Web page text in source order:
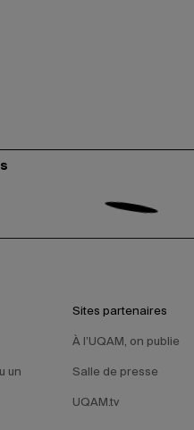
un
Sites partenaires
À l’UQAM, on publie
Salle de presse
UQAM.tv